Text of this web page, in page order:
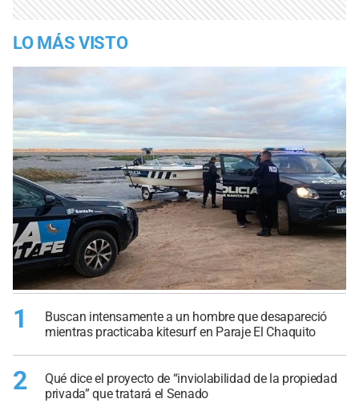
LO MÁS VISTO
1
Buscan intensamente a un hombre que desapareció
mientras practicaba kitesurf en Paraje El Chaquito
2
Qué dice el proyecto de “inviolabilidad de la propiedad
privada” que tratará el Senado